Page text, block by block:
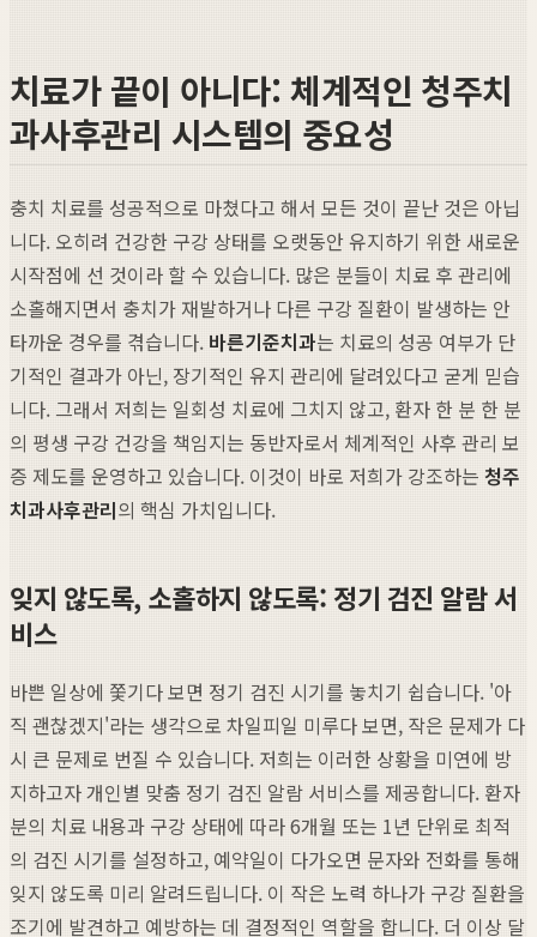
치료가 끝이 아니다: 체계적인 청주치
과사후관리 시스템의 중요성
충치 치료를 성공적으로 마쳤다고 해서 모든 것이 끝난 것은 아닙
니다. 오히려 건강한 구강 상태를 오랫동안 유지하기 위한 새로운
시작점에 선 것이라 할 수 있습니다. 많은 분들이 치료 후 관리에
소홀해지면서 충치가 재발하거나 다른 구강 질환이 발생하는 안
타까운 경우를 겪습니다. 바른기준치과는 치료의 성공 여부가 단
기적인 결과가 아닌, 장기적인 유지 관리에 달려있다고 굳게 믿습
니다. 그래서 저희는 일회성 치료에 그치지 않고, 환자 한 분 한 분
의 평생 구강 건강을 책임지는 동반자로서 체계적인 사후 관리 보
증 제도를 운영하고 있습니다. 이것이 바로 저희가 강조하는 청주
치과사후관리의 핵심 가치입니다.
잊지 않도록, 소홀하지 않도록: 정기 검진 알람 서
비스
바쁜 일상에 쫓기다 보면 정기 검진 시기를 놓치기 쉽습니다. '아
직 괜찮겠지'라는 생각으로 차일피일 미루다 보면, 작은 문제가 다
시 큰 문제로 번질 수 있습니다. 저희는 이러한 상황을 미연에 방
지하고자 개인별 맞춤 정기 검진 알람 서비스를 제공합니다. 환자
분의 치료 내용과 구강 상태에 따라 6개월 또는 1년 단위로 최적
의 검진 시기를 설정하고, 예약일이 다가오면 문자와 전화를 통해
잊지 않도록 미리 알려드립니다. 이 작은 노력 하나가 구강 질환을
조기에 발견하고 예방하는 데 결정적인 역할을 합니다. 더 이상 달